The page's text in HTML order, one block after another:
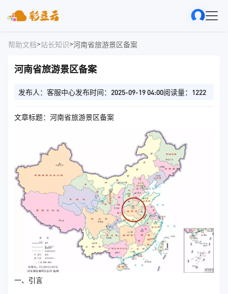
帮助文档>站长知识>河南省旅游景区备案
河南省旅游景区备案
发布人：客服中心发布时间：2025-09-19 04:00阅读量：1222
文章标题：河南省旅游景区备案
一、引言